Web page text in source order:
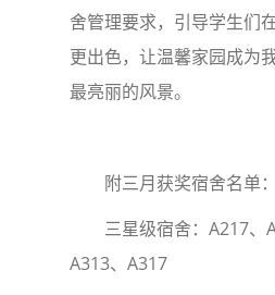
舍管理要求，引导学生们
更出色，让温馨家园成为
最亮丽的风景。
附三月获奖宿舍名单：
三星级宿舍：A217、
A313、A317